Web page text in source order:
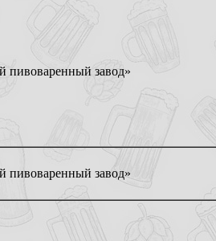
пивоваренный завод»
пивоваренный завод»